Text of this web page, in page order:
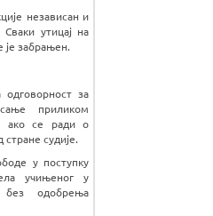
независан и
утицај на
је забрањен.
за
приликом
ако се ради о
судије.
у поступку
учињеног у
без одобрења